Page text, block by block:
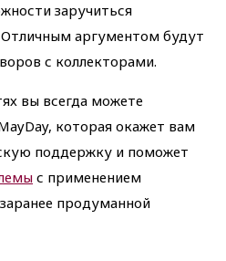
заручиться
аргументом будут
с коллекторами.
вы всегда можете
которая окажет вам
поддержку и поможет
с применением
продуманной